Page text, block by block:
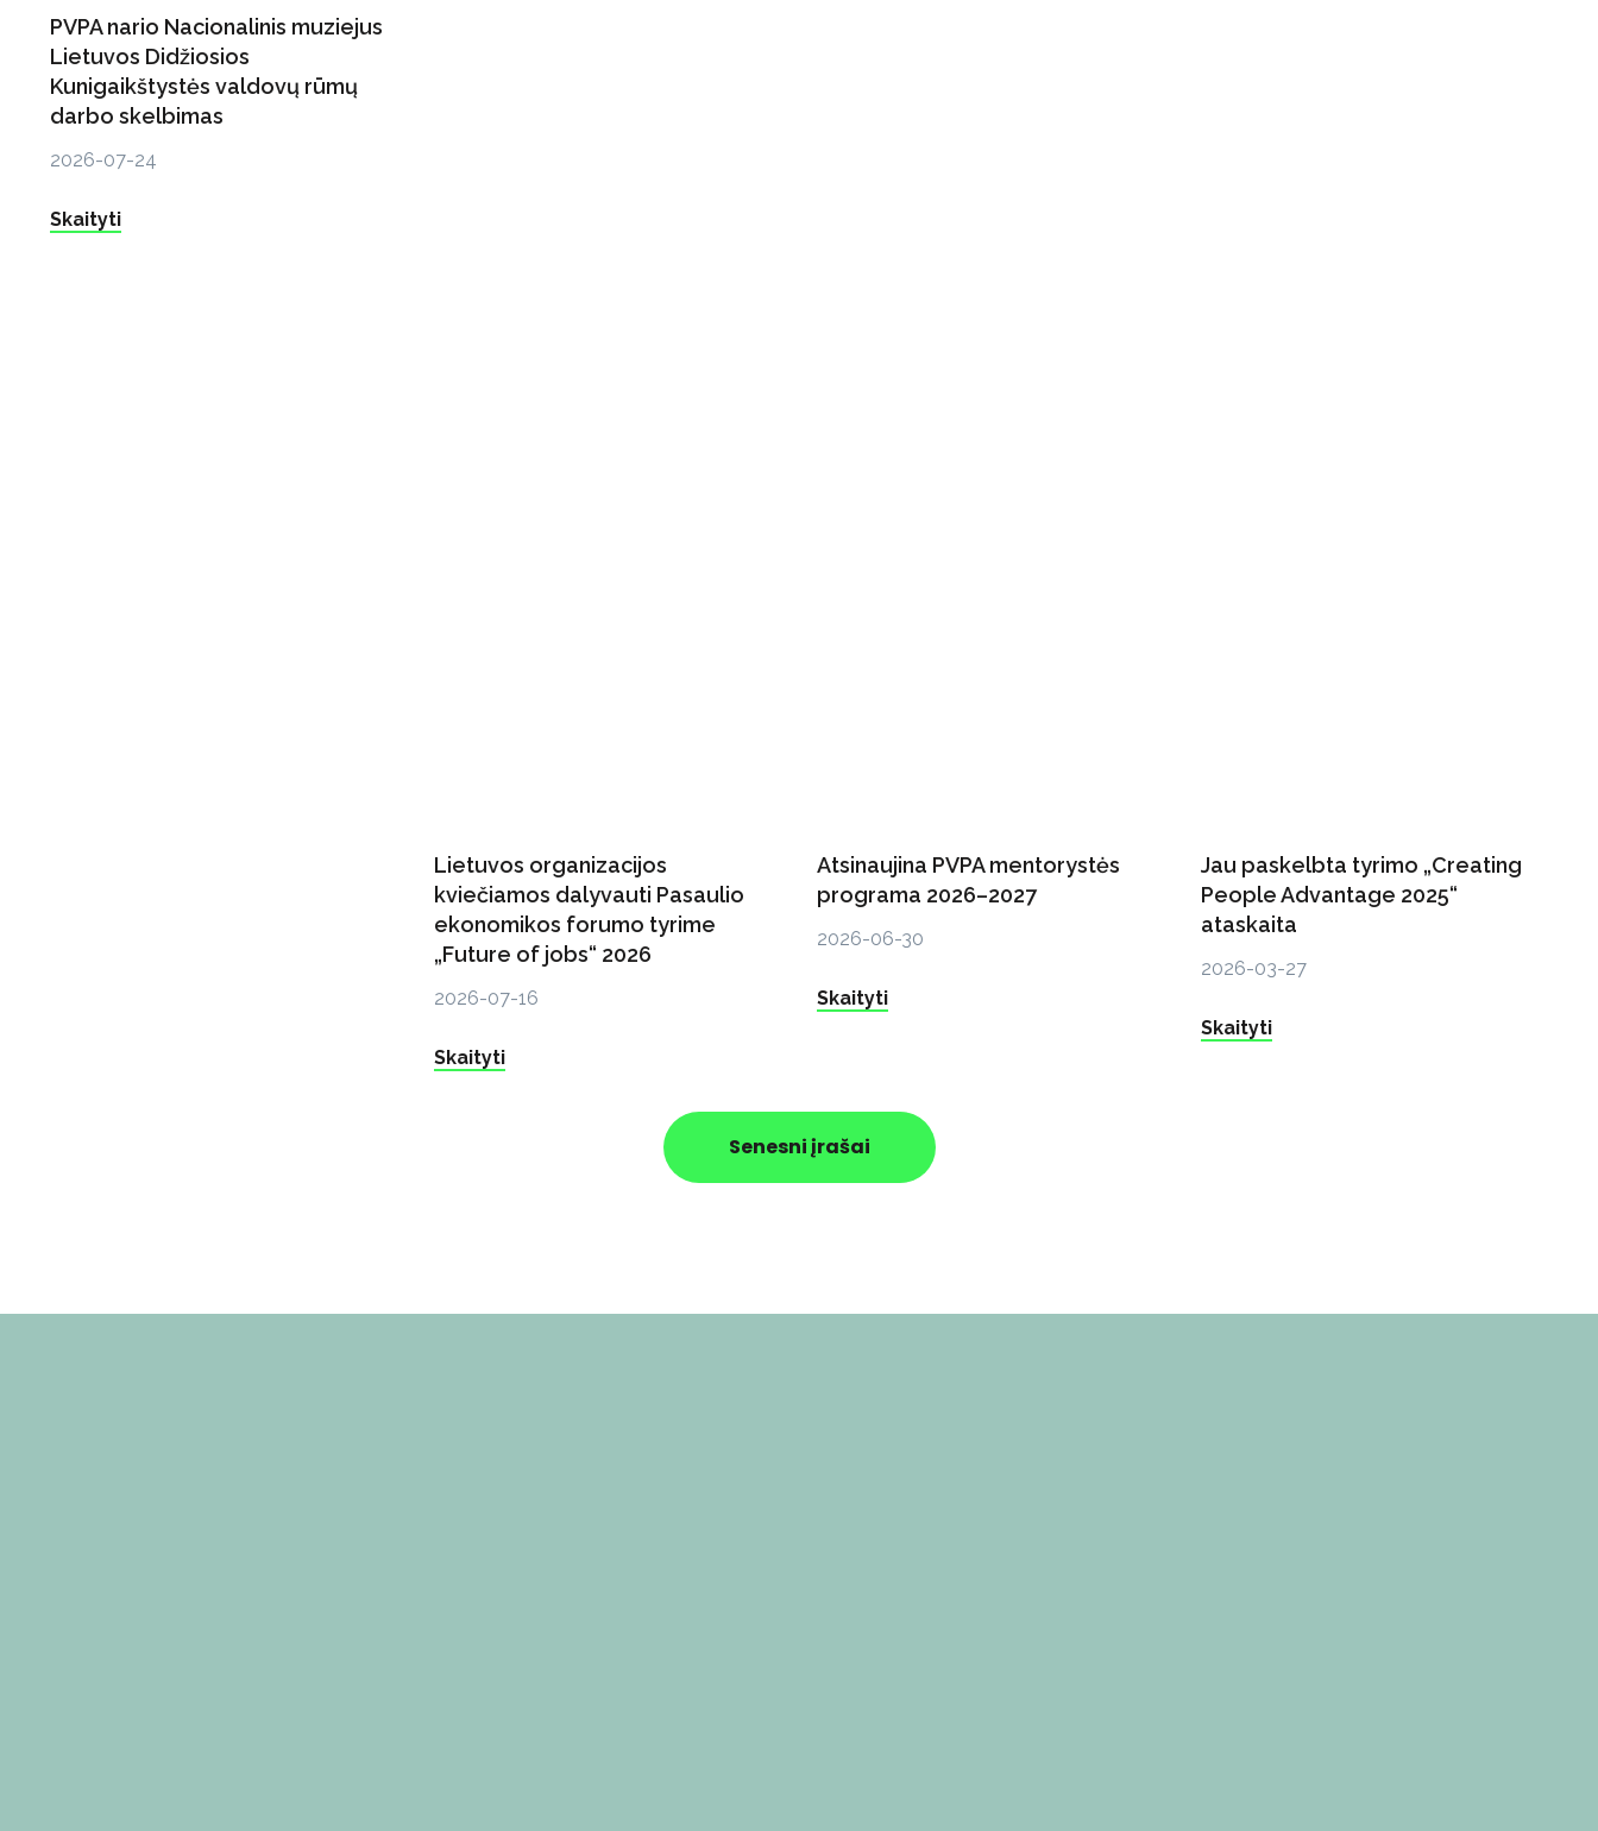
PVPA nario Nacionalinis muziejus
Lietuvos Didžiosios
Kunigaikštystės valdovų rūmų
darbo skelbimas
2026-07-24
Skaityti
Lietuvos organizacijos
kviečiamos dalyvauti Pasaulio
ekonomikos forumo tyrime
„Future of jobs“ 2026
2026-07-16
Skaityti
Atsinaujina PVPA mentorystės
programa 2026–2027
2026-06-30
Skaityti
Jau paskelbta tyrimo „Creating
People Advantage 2025“
ataskaita
2026-03-27
Skaityti
Senesni įrašai